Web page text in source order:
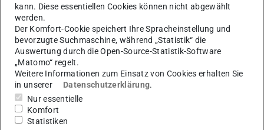
Otto-Berndt-Straße 2
64287Darmstadt
Links
Forschungs- und Lernfabrik | FlowFactory
Schlanke Produktion | Prozesslernfabrik CiP
kann. Diese essentiellen Cookies können nicht abgewählt
werden.
Der Komfort-Cookie speichert Ihre Spracheinstellung und
bevorzugte Suchmaschine, während „Statistik“ die
Auswertung durch die Open-Source-Statistik-Software
„Matomo“ regelt.
Weitere Informationen zum Einsatz von Cookies erhalten Sie
in unserer
Datenschutzerklärung.
Nur essentielle
Komfort
Statistiken